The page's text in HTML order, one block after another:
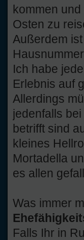
kommen
Osten zu
Außerdem
Ich habe
Erlebnis auf
Allerdings
jedenfalls
betrifft sind
kleines
Mortadella
es allen
Was immer
Falls Ihr in